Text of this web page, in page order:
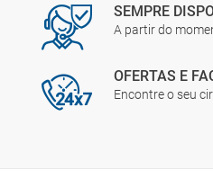
SEMPRE
A partir do
OFERTAS E
Encontre o seu